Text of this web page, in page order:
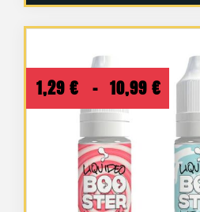
1,29 € – 10,99 €
de
prix